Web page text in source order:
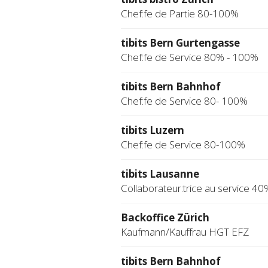
Chef:fe de Partie 80-100%
tibits Bern Gurtengasse
Chef:fe de Service 80% - 100%
tibits Bern Bahnhof
Chef:fe de Service 80- 100%
tibits Luzern
Chef:fe de Service 80-100%
tibits Lausanne
Collaborateur:trice au service
Backoffice Zürich
Kaufmann/Kauffrau HGT EFZ
tibits Bern Bahnhof